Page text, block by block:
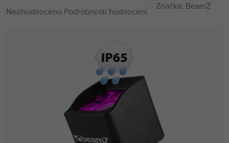
Průměrné
Neohodnoceno Podrobnosti hodnocení
Značka: BeamZ